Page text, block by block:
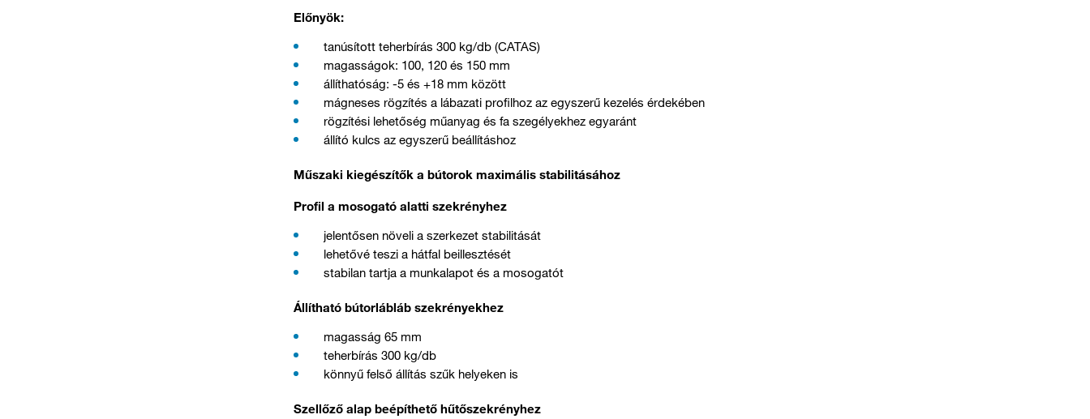
Előnyök:
tanúsított teherbírás 300 kg/db (CATAS)
magasságok: 100, 120 és 150 mm
állíthatóság: -5 és +18 mm között
mágneses rögzítés a lábazati profilhoz az egyszerű kezelés érdekében
rögzítési lehetőség műanyag és fa szegélyekhez egyaránt
állító kulcs az egyszerű beállításhoz
Műszaki kiegészítők a bútorok maximális stabilitásához
Profil a mosogató alatti szekrényhez
jelentősen növeli a szerkezet stabilitását
lehetővé teszi a hátfal beillesztését
stabilan tartja a munkalapot és a mosogatót
Állítható bútorlábláb szekrényekhez
magasság 65 mm
teherbírás 300 kg/db
könnyű felső állítás szűk helyeken is
Szellőző alap beépíthető hűtőszekrényhez